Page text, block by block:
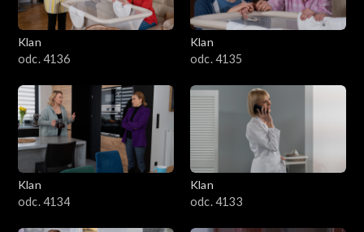
Klan
odc. 4136
Klan
odc. 4135
Klan
odc. 4134
Klan
odc. 4133